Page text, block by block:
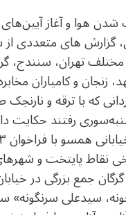
شدن هوا و آغاز آیین‌های
گزارش های متعددی از
تهران، سنندج،
زنجان و کامیاران
که با ترقه و
رفتند حکایت
نقاط پایتخت و
جمع بزرگی در
سیدعلی سرنگونه»